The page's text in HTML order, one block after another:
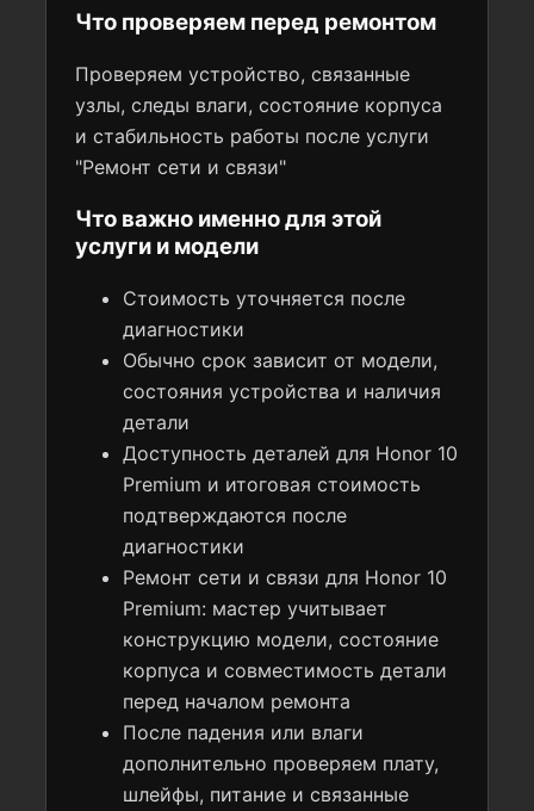
Что проверяем перед ремонтом
Проверяем устройство, связанные
узлы, следы влаги, состояние корпуса
и стабильность работы после услуги
"Ремонт сети и связи"
Что важно именно для этой
услуги и модели
Стоимость уточняется после
диагностики
Обычно срок зависит от модели,
состояния устройства и наличия
детали
Доступность деталей для Honor 10
Premium и итоговая стоимость
подтверждаются после
диагностики
Ремонт сети и связи для Honor 10
Premium: мастер учитывает
конструкцию модели, состояние
корпуса и совместимость детали
перед началом ремонта
После падения или влаги
дополнительно проверяем плату,
шлейфы, питание и связанные